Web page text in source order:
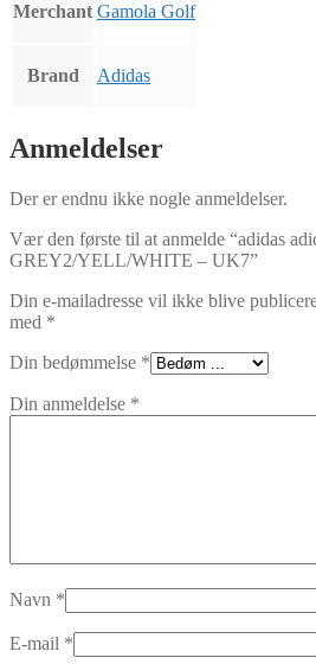
Merchant Gamola Golf
Brand Adidas
Anmeldelser
Der er endnu ikke nogle anmeldelser.
Vær den første til at anmelde “adidas
GREY2/YELL/WHITE – UK7”
Din e-mailadresse vil ikke blive
med *
Din bedømmelse *
Din anmeldelse *
Navn *
E-mail *